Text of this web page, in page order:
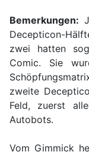
Bemerkungen:
Decepticon-
zwei hatten
Comic. Sie
zweite
Feld, zuerst
Autobots.
Vom Gimmick